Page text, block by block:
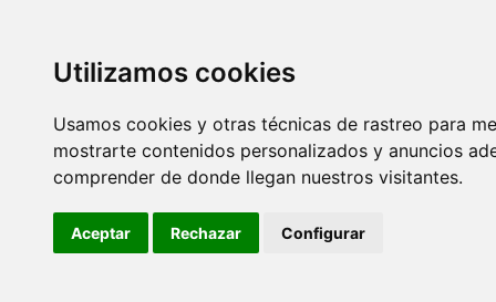
Utilizamos cookies
Usamos cookies y otras técnicas de rastreo para
mostrarte contenidos personalizados y anuncios
comprender de donde llegan nuestros visitantes.
Aceptar Rechazar Configurar